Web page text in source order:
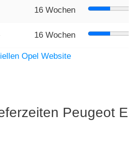
16 Wochen
16 Wochen
Opel Website
Peugeot